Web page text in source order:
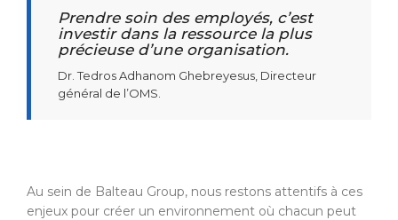
Prendre soin des employés, c’est
investir dans la ressource la plus
précieuse d’une organisation.
Dr. Tedros Adhanom Ghebreyesus, Directeur
général de l’OMS.
Au sein de Balteau Group, nous restons attentifs à ces
enjeux pour créer un environnement où chacun peut